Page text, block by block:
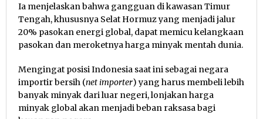
Ia menjelaskan bahwa gangguan di kawasan Timur
Tengah, khususnya Selat Hormuz yang menjadi jalur
20% pasokan energi global, dapat memicu kelangkaan
pasokan dan meroketnya harga minyak mentah dunia.
Mengingat posisi Indonesia saat ini sebagai negara
importir bersih (net importer) yang harus membeli lebih
banyak minyak dari luar negeri, lonjakan harga
minyak global akan menjadi beban raksasa bagi